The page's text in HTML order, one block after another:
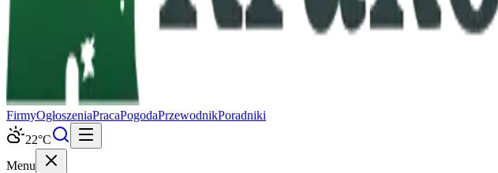
FirmyOgłoszeniaPracaPogodaPrzewodnikPoradniki
22°C
Menu